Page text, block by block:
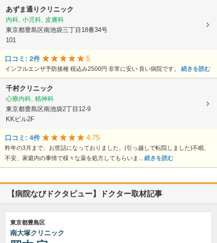
あずま通りクリニック
内科, 小児科, 皮膚科
東京都豊島区南池袋三丁目18番34号
101
口コミ: 2件 5
インフルエンザ予防接種 税込み2500円 非常に安い 良い病院です。 続きを読む
千村クリニック
心療内科, 精神科
東京都豊島区南池袋2丁目12-9
KKビル2F
口コミ: 4件 4.75
昨年の3月まで、お世話になっておりました。(引っ越しで転院しました)不眠、
不安、家庭内の事情で様々な薬を処方してもらいま... 続きを読む
【病院なびドクタビュー】ドクター取材記事
東京都豊島区
南大塚クリニック